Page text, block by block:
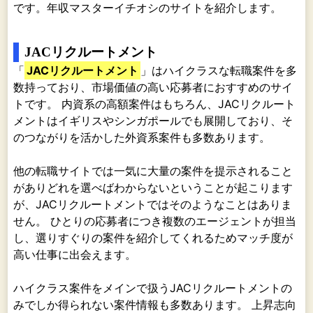
です。年収マスターイチオシのサイトを紹介します。
JACリクルートメント
「 JACリクルートメント 」はハイクラスな転職案件を多
数持っており、市場価値の高い応募者におすすめのサイ
トです。 内資系の高額案件はもちろん、JACリクルート
メントはイギリスやシンガポールでも展開しており、そ
のつながりを活かした外資系案件も多数あります。
他の転職サイトでは一気に大量の案件を提示されること
がありどれを選べばわからないということが起こります
が、JACリクルートメントではそのようなことはありま
せん。 ひとりの応募者につき複数のエージェントが担当
し、選りすぐりの案件を紹介してくれるためマッチ度が
高い仕事に出会えます。
ハイクラス案件をメインで扱うJACリクルートメントの
みでしか得られない案件情報も多数あります。 上昇志向